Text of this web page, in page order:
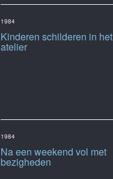
Kinderen schilderen in het
atelier
1984
Na een weekend vol met
bezigheden
1984